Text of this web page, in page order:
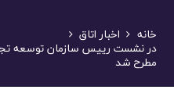
خانه اخبار اتاق
در نشست رییس سازمان توسعه
مطرح شد